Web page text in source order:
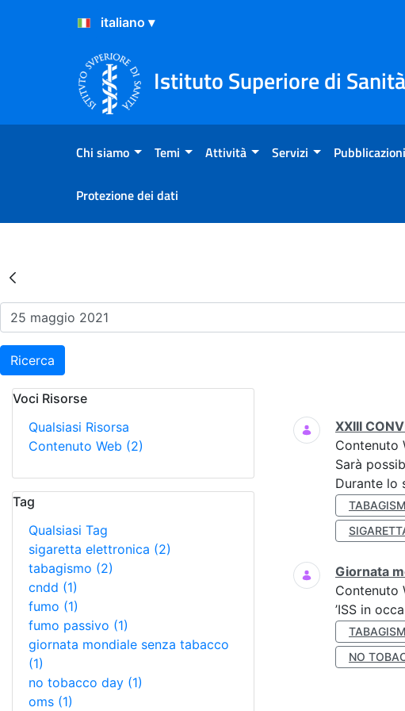
Salta al Contenuto
Salta al Footer
Istituto Superiore di Sanità
Chi siamo Temi Attività Servizi Pubblicazioni
Protezione dei dati
Risultati della Ricerca - Eventi
Ricerca
Voci Risorse
Qualsiasi Risorsa
Contenuto Web (2)
Tag
Qualsiasi Tag
sigaretta elettronica (2)
tabagismo (2)
cndd (1)
fumo (1)
fumo passivo (1)
giornata mondiale senza tabacco
(1)
no tobacco day (1)
oms (1)
Ricerca
XXIII
Contenuto
Sarà
Durante lo
Giornata
Contenuto
’ISS in
NO